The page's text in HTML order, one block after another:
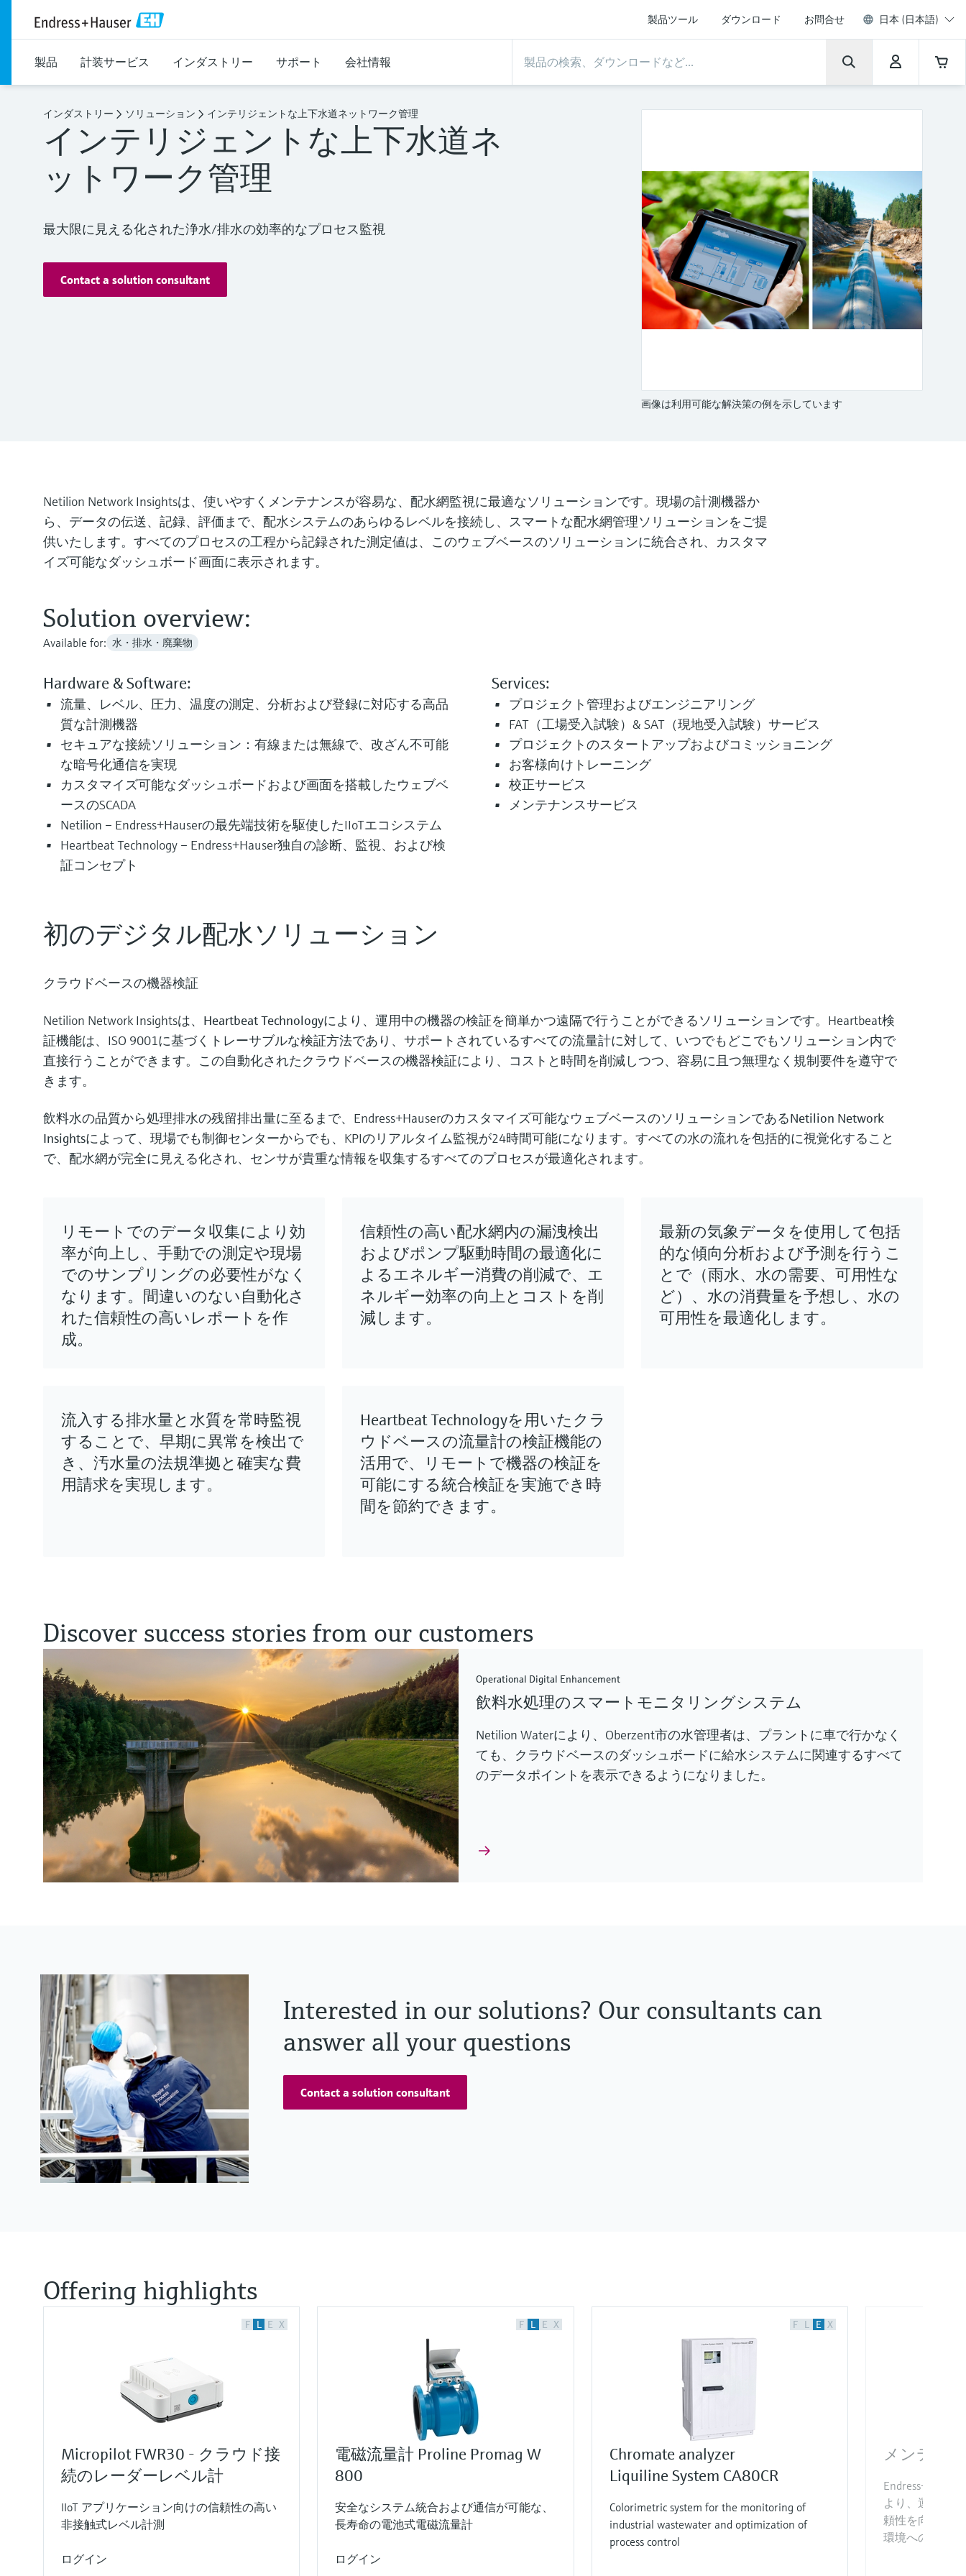
製品ツール ダウンロード お問合せ 日本 (日本語)
製品 計装サービス インダストリー サポート 会社情報
インダストリー ソリューション インテリジェントな上下水道ネットワーク管理
インテリジェントな上下水道ネ
ットワーク管理
最大限に見える化された浄水/排水の効率的なプロセス監視
Contact a solution consultant
画像は利用可能な解決策の例を示しています
Netilion Network Insightsは、使いやすくメンテナンスが容易な、配水網監視に最適なソリューションです。現場の計測機器か
ら、データの伝送、記録、評価まで、配水システムのあらゆるレベルを接続し、スマートな配水網管理ソリューションをご提
供いたします。すべてのプロセスの工程から記録された測定値は、このウェブベースのソリューションに統合され、カスタマ
イズ可能なダッシュボード画面に表示されます。
Solution overview:
Available for: 水・排水・廃棄物
Hardware & Software:
流量、レベル、圧力、温度の測定、分析および登録に対応する高品
質な計測機器
セキュアな接続ソリューション：有線または無線で、改ざん不可能
な暗号化通信を実現
カスタマイズ可能なダッシュボードおよび画面を搭載したウェブベ
ースのSCADA
Netilion – Endress+Hauserの最先端技術を駆使したIIoTエコシステム
Heartbeat Technology – Endress+Hauser独自の診断、監視、および検
証コンセプト
Services:
プロジェクト管理およびエンジニアリング
FAT（工場受入試験）& SAT（現地受入試験）サービス
プロジェクトのスタートアップおよびコミッショニング
お客様向けトレーニング
校正サービス
メンテナンスサービス
初のデジタル配水ソリューション
クラウドベースの機器検証
Netilion Network Insightsは、 Heartbeat Technologyにより、運用中の機器の検証を簡単かつ遠隔で行うことができるソリューションです。Heartbeat検
証機能は、ISO 9001に基づくトレーサブルな検証方法であり、サポートされているすべての流量計に対して、いつでもどこでもソリューション内で
直接行うことができます。この自動化されたクラウドベースの機器検証により、コストと時間を削減しつつ、 容易に且つ無理なく 規制要件を遵守で
きます。
飲料水の品質から処理排水の残留排出量に至るまで、Endress+Hauserのカスタマイズ可能なウェブベースのソリューションであるNetilion Network
Insightsによって、現場でも制御センターからでも、KPIのリアルタイム監視が24時間可能になります。すべての水の流れを包括的に視覚化すること
で、配水網が完全に見える化され、センサが貴重な情報を収集するすべてのプロセスが最適化されます。
リモートでのデータ収集により効
率が向上し、手動での測定や現場
でのサンプリングの必要性がなく
なります。間違いのない自動化さ
れた信頼性の高いレポートを作
成。
信頼性の高い配水網内の漏洩検出
およびポンプ駆動時間の最適化に
よるエネルギー消費の削減で、エ
ネルギー効率の向上とコストを削
減します。
最新の気象データを使用して包括
的な傾向分析および予測を行うこ
とで（雨水、水の需要、可用性な
ど）、水の消費量を予想し、水の
可用性を最適化します。
流入する排水量と水質を常時監視
することで、早期に異常を検出で
き、汚水量の法規準拠と確実な費
用請求を実現します。
Heartbeat Technologyを用いたクラ
ウドベースの流量計の検証機能の
活用で、リモートで機器の検証を
可能にする統合検証を実施でき時
間を節約できます。
Discover success stories from our customers
Operational Digital Enhancement
飲料水処理のスマートモニタリングシステム
Netilion Waterにより、Oberzent市の水管理者は、プラントに車で行かなく
ても、クラウドベースのダッシュボードに給水システムに関連するすべて
のデータポイントを表示できるようになりました。
Interested in our solutions? Our consultants can
answer all your questions
Contact a solution consultant
Offering highlights
F L E X
Micropilot FWR30 - クラウド接
続のレーダーレベル計
IIoT アプリケーション向けの信頼性の高い
非接触式レベル計測
ログイン
F L E X
電磁流量計 Proline Promag W
800
安全なシステム統合および通信が可能な、
長寿命の電池式電磁流量計
ログイン
F L E X
Chromate analyzer
Liquiline System CA80CR
Colorimetric system for the monitoring of
industrial wastewater and optimization of
process control
メンテナ
より、運用効
頼性を向上さ
環境へのリス